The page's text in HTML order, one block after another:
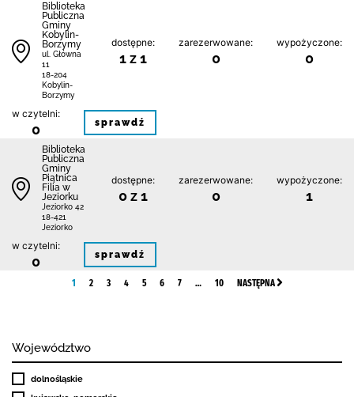
Biblioteka
Publiczna
Gminy
Kobylin-
Borzymy
ul. Główna
11
18-204
Kobylin-
Borzymy
dostępne:
1 z 1
zarezerwowane:
0
wypożyczone:
0
w czytelni:
0 sprawdź
Biblioteka
Publiczna
Gminy
Piątnica
Filia w
Jeziorku
Jeziorko 42
18-421
Jeziorko
dostępne:
0 z 1
zarezerwowane:
0
wypożyczone:
1
w czytelni:
0 sprawdź
1 2 3 4 5 6 7 … 10 NASTĘPNA
Województwo
dolnośląskie